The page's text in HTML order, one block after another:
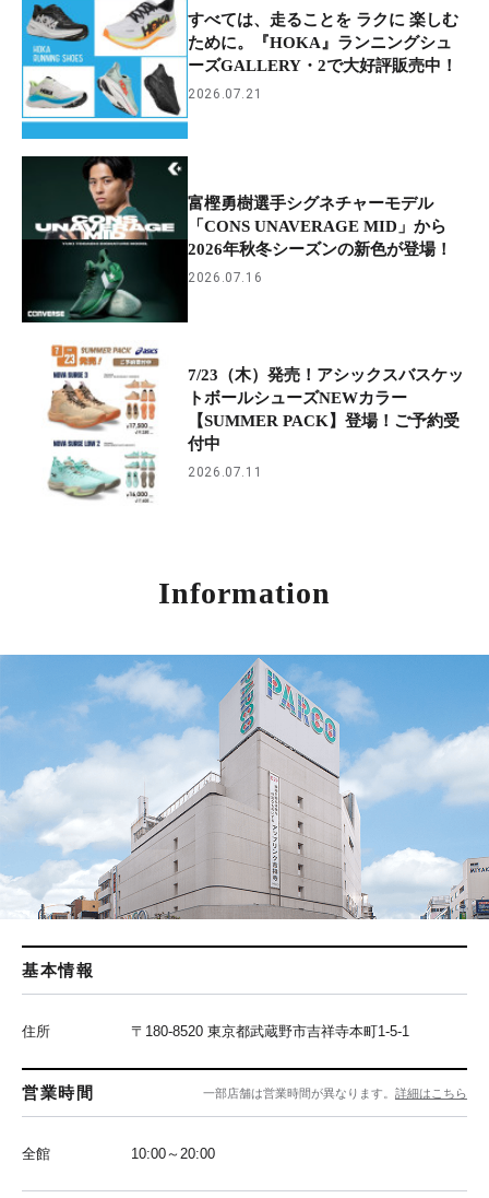
すべては、走ることを ラクに 楽しむ
ために。『HOKA』ランニングシュ
ーズGALLERY・2で大好評販売中！
2026.07.21
富樫勇樹選手シグネチャーモデル
「CONS UNAVERAGE MID」から
2026年秋冬シーズンの新色が登場！
2026.07.16
7/23（木）発売！アシックスバスケッ
トボールシューズNEWカラー
【SUMMER PACK】登場！ご予約受
付中
2026.07.11
Information
基本情報
住所 〒180-8520 東京都武蔵野市吉祥寺本町1-5-1
営業時間 一部店舗は営業時間が異なります。 詳細はこちら
全館 10:00～20:00